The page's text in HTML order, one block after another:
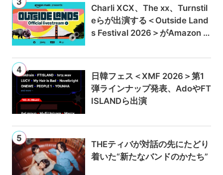
Charli XCX、The xx、Turnstil
eらが出演する＜Outside Land
s Festival 2026＞がAmazon M
ブ配信
日韓フェス＜XMF 2026＞第1
弾ラインナップ発表、AdoやFT
ISLANDら出演
THEティバが対話の先にたどり
着いた“新たなバンドのかたち”